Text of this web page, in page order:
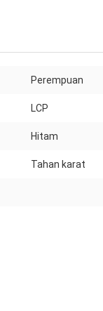
Perempuan
LCP
Hitam
Tahan karat